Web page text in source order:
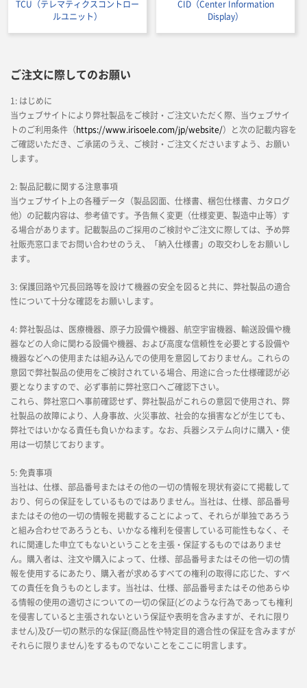
TCU（テレマティクスコントロー
ルユニット）
CID（Center Information
Display）
ご注文に際してのお願い
1: はじめに
当ウェブサイトにより弊社製品をご検討・ご注文いただく際、当ウェブサイ
トのご利用条件（https://www.irisoele.com/jp/website/）と次の記載内容を
ご確認いただき、ご承諾のうえ、ご検討・ご注文くださいますよう、お願い
します。
2: 製品記載に関する注意事項
当ウェブサイト上の各種データ（製品図面、仕様書、梱包仕様書、カタログ
他）の記載内容は、参考値です。予告無く変更（仕様変更、製造中止等）す
る場合があります。記載製品のご採用のご検討やご注文に際しては、予め弊
社販売窓口までお問い合わせのうえ、「納入仕様書」の取交わしをお願いし
ます。
3: 保護回路や冗長回路等を設けて機器の安全を図ると共に、弊社製品の適合
性について十分な確認をお願いします。
4: 弊社製品は、医療機器、原子力設備や機器、航空宇宙機器、輸送設備や機
器などの人命に関わる設備や機器、および高度な信頼性を必要とする設備や
機器などへの使用または組み込んでの使用を意図しておりません。これらの
意図で弊社製品の使用をご検討されている場合、用途に合った仕様確認が必
要となりますので、必ず事前に弊社窓口へご確認下さい。
これら、弊社窓口へ事前確認せず、弊社製品がこれらの意図で使用され、弊
社製品の故障により、人身事故、火災事故、社会的な損害などが生じても、
弊社ではいかなる責任も負いかねます。なお、兵器システム向けに購入・使
用は一切禁じております。
5: 免責事項
当社は、仕様、部品番号またはその他の一切の情報を現状有姿にて掲載して
おり、何らの保証をしているものではありません。当社は、仕様、部品番号
またはその他の一切の情報を掲載することによって、それらが単独であろう
と組み合わせであろうとも、いかなる権利を侵害している可能性もなく、そ
れに関連した申立てもないということを主張・保証するものではありませ
ん。購入者は、注文や購入によって、仕様、部品番号またはその他一切の情
報を使用するにあたり、購入者が求めるすべての権利の取得に応じた、すべ
ての責任を負うものとします。当社は、仕様、部品番号またはその他あらゆ
る情報の使用の適切さについての一切の保証(どのような行為であっても権利
を侵害していると主張されないという保証や表明を含みますが、それに限り
ません)及び一切の黙示的な保証(商品性や特定目的適合性の保証を含みますが
それらに限りません)をするものでないことをここに明言します。